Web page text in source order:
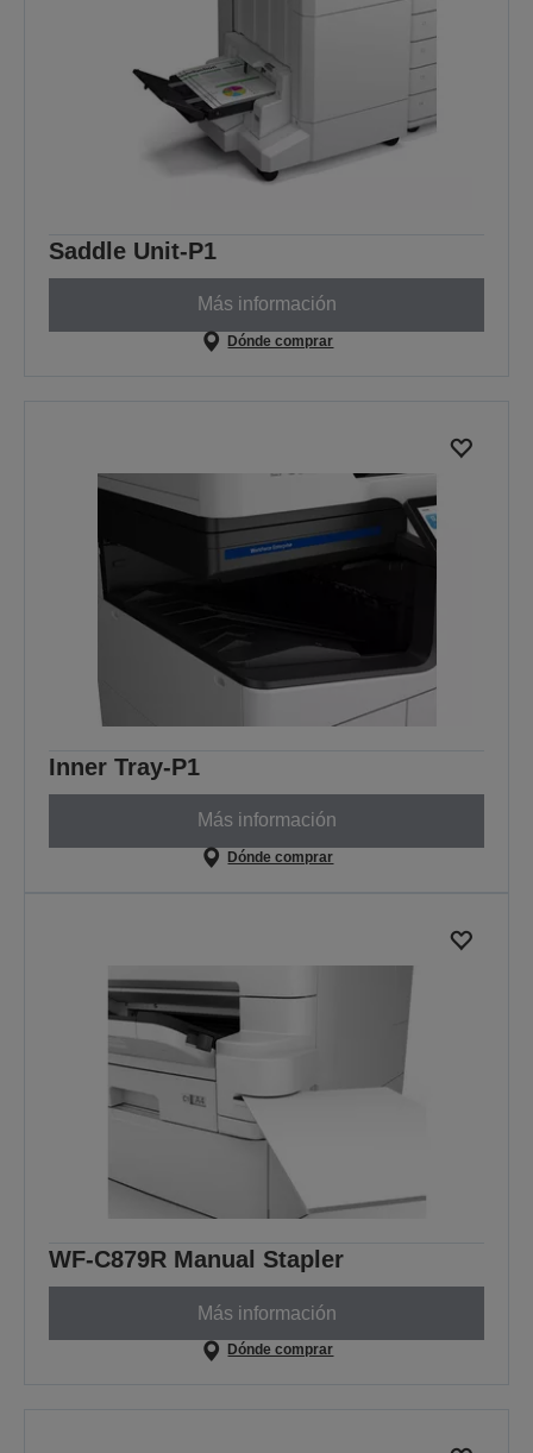
Saddle Unit-P1
Más información
Dónde comprar
Inner Tray-P1
Más información
Dónde comprar
WF-C879R Manual Stapler
Más información
Dónde comprar